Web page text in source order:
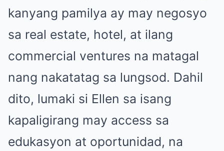
kanyang pamilya ay may negosyo
sa real estate, hotel, at ilang
commercial ventures na matagal
nang nakatatag sa lungsod. Dahil
dito, lumaki si Ellen sa isang
kapaligirang may access sa
edukasyon at oportunidad, na